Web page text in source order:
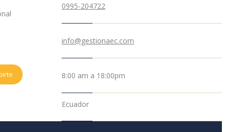
0995-204722
info@gestionaec.com
8:00 am a 18:00pm
Ecuador